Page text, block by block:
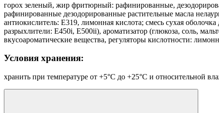
горох зеленый, жир фритюрный: рафинированные,
рафинированные дезодорированные растительные масла
антиокислитель: Е319, лимонная кислота; смесь сухая
разрыхлители: Е450i, Е500ii), ароматизатор (глюкоза, соль,
вкусоароматические вещества, регуляторы кислотности:
Условия хранения:
хранить при температуре от +5°С до +25°С и относительной